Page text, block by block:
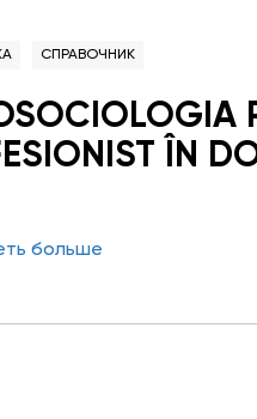
СПРАВОЧНИК
ÎN
больше